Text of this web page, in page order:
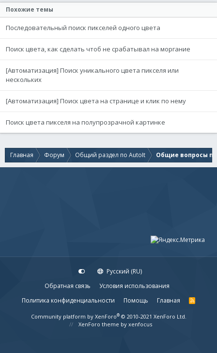
$i=1
EndIf
$x [0]= 1278
$a =$x[1 ]+ 1
EndSelect
Похожие темы
Последовательный поиск пикселей одного цвета
Поиск цвета, как сделать чтоб не срабатывал на моргание
[Автоматизация] Поиск уникального цвета пикселя или
нескольких
[Автоматизация] Поиск цвета на странице и клик по нему
Поиск цвета пикселя на полупрозрачной картинке
Главная Форум Общий раздел по AutoIt Общие вопросы
Русский (RU)
Обратная связь
Условия использования
Политика конфиденциальности
Помощь Главная
R
S
Community platform by XenForo® © 2010-2021 XenForo Ltd.
XenForo theme by xenfocus